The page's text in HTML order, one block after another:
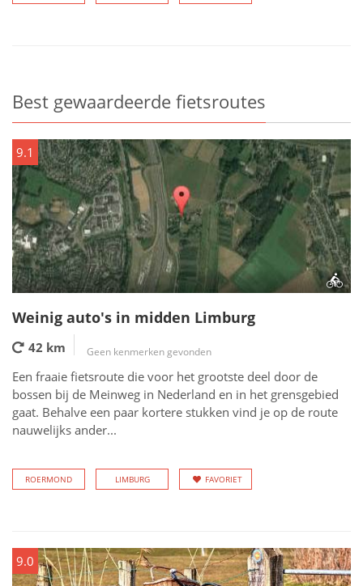
Best gewaardeerde fietsroutes
9.1
Weinig auto's in midden Limburg
42 km Geen kenmerken gevonden
Een fraaie fietsroute die voor het grootste deel door de
bossen bij de Meinweg in Nederland en in het grensgebied
gaat. Behalve een paar kortere stukken vind je op de route
nauwelijks ander...
ROERMOND LIMBURG FAVORIET
9.0